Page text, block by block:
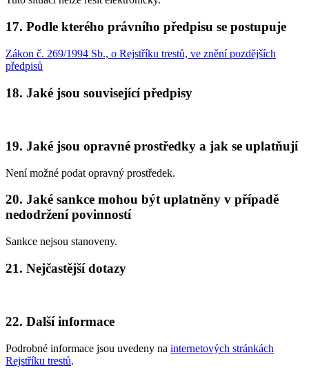
17. Podle kterého právního předpisu se postupuje
Zákon č. 269/1994 Sb., o Rejstříku trestů, ve znění pozdějších
předpisů
18. Jaké jsou související předpisy
19. Jaké jsou opravné prostředky a jak se uplatňují
Není možné podat opravný prostředek.
20. Jaké sankce mohou být uplatněny v případě
nedodržení povinností
Sankce nejsou stanoveny.
21. Nejčastější dotazy
22. Další informace
Podrobné informace jsou uvedeny na internetových stránkách
Rejstříku trestů.